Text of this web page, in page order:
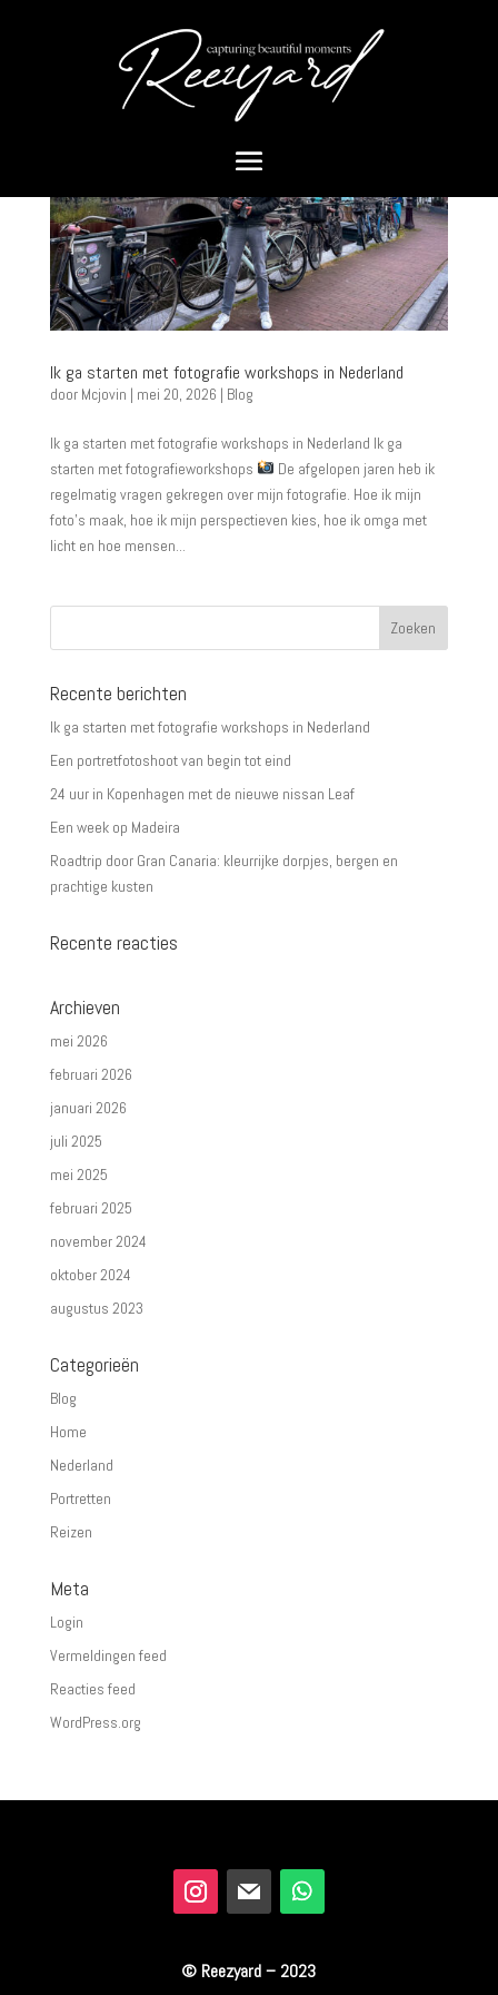
Ik ga starten met fotografie workshops in Nederland
door Mcjovin | mei 20, 2026 | Blog
Ik ga starten met fotografie workshops in Nederland Ik ga
starten met fotografieworkshops
De afgelopen jaren heb ik
regelmatig vragen gekregen over mijn fotografie. Hoe ik mijn
foto’s maak, hoe ik mijn perspectieven kies, hoe ik omga met
licht en hoe mensen...
Recente berichten
Ik ga starten met fotografie workshops in Nederland
Een portretfotoshoot van begin tot eind
24 uur in Kopenhagen met de nieuwe nissan Leaf
Een week op Madeira
Roadtrip door Gran Canaria: kleurrijke dorpjes, bergen en
prachtige kusten
Recente reacties
Archieven
mei 2026
februari 2026
januari 2026
juli 2025
mei 2025
februari 2025
november 2024
oktober 2024
augustus 2023
Categorieën
Blog
Home
Nederland
Portretten
Reizen
Meta
Login
Vermeldingen feed
Reacties feed
WordPress.org
© Reezyard – 2023